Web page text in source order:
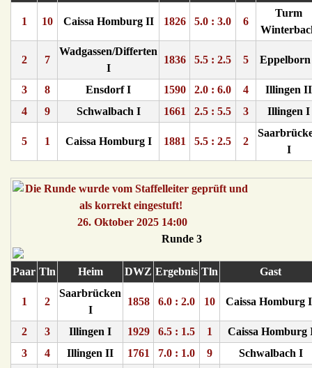
1 10 Caissa Homburg II 1826 5.0 : 3.0 6
Turm
2 7
Wadgassen/Differten
I
1836 5.5 : 2.5 5
3 8 Ensdorf I 1590 2.0 : 6.0 4
Illingen II
4
9 Schwalbach I 1661 2.5 : 5.5 3 Illingen I
5 1 Caissa Homburg I 1881 5.5 : 2.5 2
I
26. Oktober 2025 14:00
Runde 3
Paar Tln Heim DWZ Ergebnis Tln Gast
1 2
Saarbrücken
I
1858 6.0 : 2.0 10 Caissa Homburg
2 3 Illingen I 1929 6.5 : 1.5 1
Caissa Homburg
3
4 Illingen II 1761 7.0 : 1.0 9
Schwalbach I